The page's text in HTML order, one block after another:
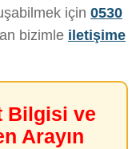
için 0530
bizimle iletişime
Bilgisi ve
Arayın